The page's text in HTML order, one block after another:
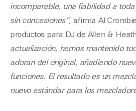
incomparable, una fiabilidad a
sin concesiones”, afirma Al
productos para DJ de Allen &
actualización, hemos mantenido
adoran del original, añadiendo
funciones. El resultado es un
nuevo estándar para los